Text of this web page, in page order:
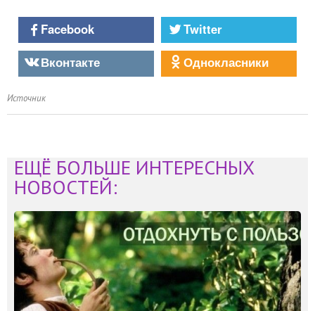
Facebook
Twitter
Вконтакте
Однокласники
Источник
ЕЩЁ БОЛЬШЕ ИНТЕРЕСНЫХ
НОВОСТЕЙ: